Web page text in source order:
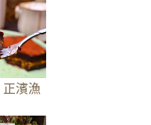
濱漁